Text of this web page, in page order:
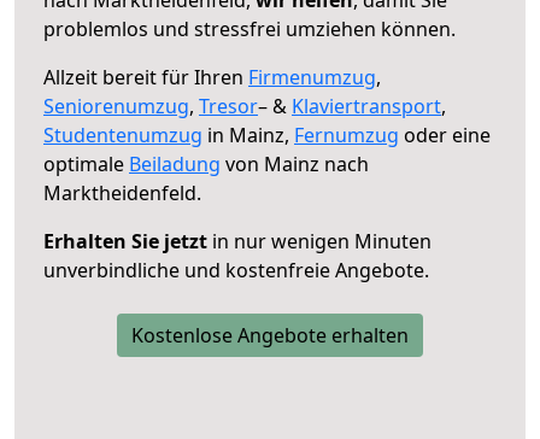
problemlos und stressfrei umziehen können.
Allzeit bereit für Ihren Firmenumzug,
Seniorenumzug, Tresor– & Klaviertransport,
Studentenumzug in Mainz, Fernumzug oder eine
optimale Beiladung von Mainz nach
Marktheidenfeld.
Erhalten Sie jetzt in nur wenigen Minuten
unverbindliche und kostenfreie Angebote.
Kostenlose Angebote erhalten